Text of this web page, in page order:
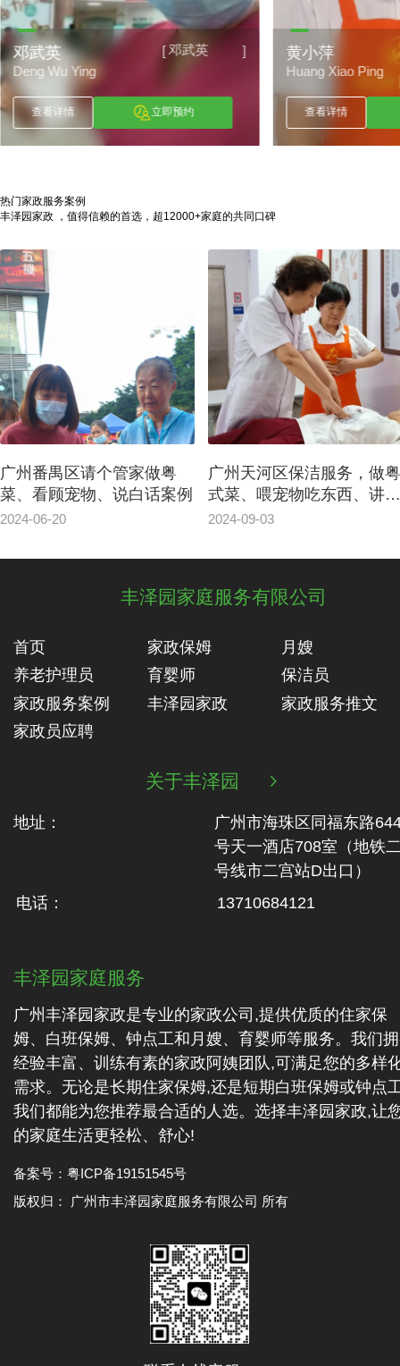
[ 邓武英 ]
邓武英
Deng Wu Ying
查看详情 立即预约
黄小萍
Huang Xiao Ping
查看详情
热门家政服务案例
丰泽园家政 ，值得信赖的首选，超12000+家庭的共同口碑
广州番禺区请个管家做粤
菜、看顾宠物、说白话案例
2024-06-20
广州天河区保洁服务，做粤
式菜、喂宠物吃东西、讲白
话
2024-09-03
丰泽园家庭服务有限公司
首页 家政保姆
月嫂
养老护理员
育婴师
保洁员
家政服务案例
丰泽园家政
家政服务推文
家政员应聘
关于丰泽园 
地址：
广州市海珠区同福东路
号天一酒店708室（地铁‬
号线市二‬宫站D出口）
电话：
13710684121
丰泽园家庭服务
广州丰泽园家政是专业的家政公司,提供优质的住家保
姆、白班保姆、钟点工和月嫂、育婴师等服务。我们
经验丰富、训练有素的家政阿姨团队,可满足您的多样
需求。无论是长期住家保姆,还是短期白班保姆或钟点
我们都能为您推荐最合适的人选。选择丰泽园家政,让
的家庭生活更轻松、舒心!
备案号： 粤ICP备19151545号
版权归： 广州市丰泽园家庭服务有限公司 所有